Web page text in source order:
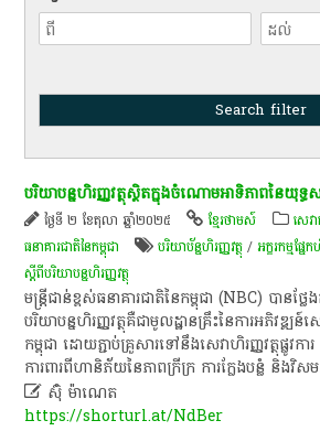
បរិយាបន្នហិរញ្ញវត្ថុស្ថិតក្នុងចំណោមអាទិភាពនៃយុទ្ធ
ថ្ងៃទី ២ ខែតុលា ឆ្នាំ២០២៥ ខ្មែរថាមស៍ សេវ
ធនាគារជាតិនៃកម្ពុជា
បរិ​យា​ប័ន្ន​ហិរញ្ញវត្ថុ​ /អក្ខរកម្ម​ផ្នែ
ស្តីពីបរិយាបន្នហិរញ្ញវត្ថុ
មន្ត្រីជាន់ខ្ពស់ធនាគារជាតិនៃកម្ពុជា (NBC) បានថ្លែង
បរិយាបន្នហិរញ្ញវត្ថុគឺជាមូលដ្ឋានគ្រឹះនៃការអភិវឌ្ឍន៍
កម្ពុជា ដោយភ្ជាប់គ្រួសារទៅនឹងសេវាហិរញ្ញវត្ថុផ្លូវកា
ការពារពីហានិភ័យនៃភាពក្រីក្រ ការក្លែងបន្លំ និងវិ
 ស៊ុំ ម៉ាណេត
https://shorturl.at/NdBer